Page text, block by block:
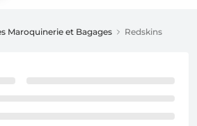
Maroquinerie et Bagages Redskins